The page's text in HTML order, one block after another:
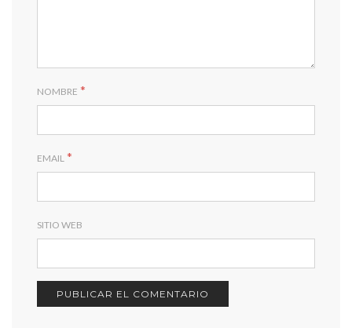
NOMBRE *
EMAIL *
SITIO WEB